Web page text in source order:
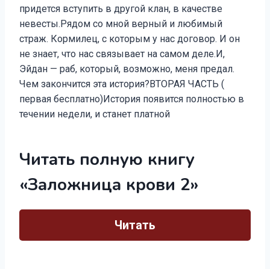
придется вступить в другой клан, в качестве
невесты.Рядом со мной верный и любимый
страж. Кормилец, с которым у нас договор. И он
не знает, что нас связывает на самом деле.И,
Эйдан — раб, который, возможно, меня предал.
Чем закончится эта история?ВТОРАЯ ЧАСТЬ (
первая бесплатно)История появится полностью в
течении недели, и станет платной
Читать полную книгу
«Заложница крови 2»
Читать